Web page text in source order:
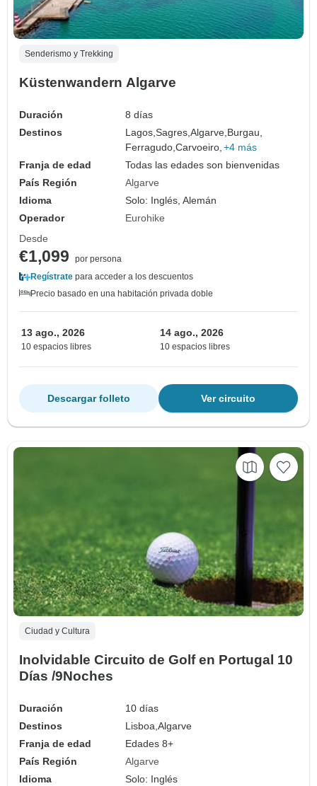
Senderismo y Trekking
Küstenwandern Algarve
Duración
8 días
Destinos
Lagos,Sagres,Algarve,Burgau,
Ferragudo,Carvoeiro, +4 más
Franja de edad
Todas las edades son bienvenidas
País Región
Algarve
Idioma
Solo: Inglés, Alemán
Operador
Eurohike
Desde
€1,099
por persona
Regístrate para acceder a los descuentos
Precio basado en una habitación privada doble
13 ago., 2026
10 espacios libres
14 ago., 2026
10 espacios libres
Ver circuito
Descargar folleto
Ciudad y Cultura
Inolvidable Circuito de Golf en Portugal 10
Días /9Noches
Duración
10 días
Destinos
Lisboa,Algarve
Franja de edad
Edades 8+
País Región
Algarve
Idioma
Solo: Inglés